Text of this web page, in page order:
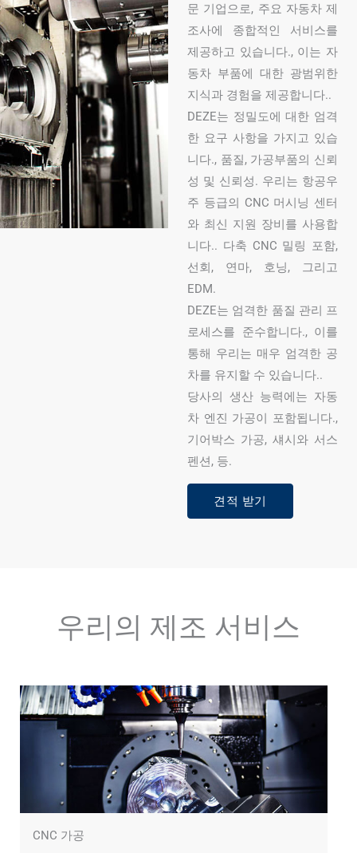
문 기업으로, 주요 자동차 제
조사에 종합적인 서비스를
제공하고 있습니다., 이는 자
동차 부품에 대한 광범위한
지식과 경험을 제공합니다..
DEZE는 정밀도에 대한 엄격
한 요구 사항을 가지고 있습
니다., 품질, 가공부품의 신뢰
성 및 신뢰성. 우리는 항공우
주 등급의 CNC 머시닝 센터
와 최신 지원 장비를 사용합
니다.. 다축 CNC 밀링 포함,
선회, 연마, 호닝, 그리고
EDM.
DEZE는 엄격한 품질 관리 프
로세스를 준수합니다., 이를
통해 우리는 매우 엄격한 공
차를 유지할 수 있습니다..
당사의 생산 능력에는 자동
차 엔진 가공이 포함됩니다.,
기어박스 가공, 섀시와 서스
펜션, 등.
견적 받기
우리의 제조 서비스
CNC 가공